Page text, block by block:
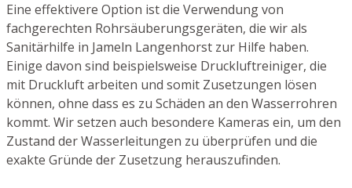
Eine effektivere Option ist die Verwendung von
fachgerechten Rohrsäuberungsgeräten, die wir als
Sanitärhilfe in Jameln Langenhorst zur Hilfe haben.
Einige davon sind beispielsweise Druckluftreiniger, die
mit Druckluft arbeiten und somit Zusetzungen lösen
können, ohne dass es zu Schäden an den Wasserrohren
kommt. Wir setzen auch besondere Kameras ein, um den
Zustand der Wasserleitungen zu überprüfen und die
exakte Gründe der Zusetzung herauszufinden.